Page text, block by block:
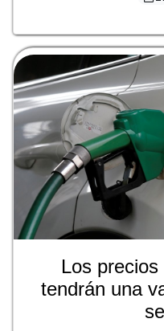
Los
tendrán una